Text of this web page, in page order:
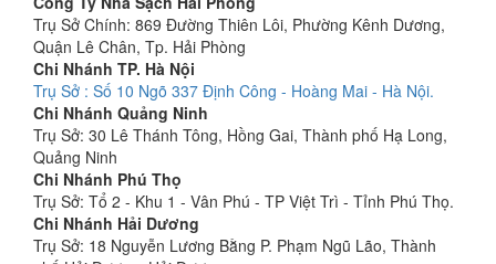
Trụ Sở Chính: 869 Đường Thiên Lôi, Phường Kênh Dương,
Quận Lê Chân, Tp. Hải Phòng
Chi Nhánh TP. Hà Nội
Trụ Sở : Số 10 Ngõ 337 Định Công - Hoàng Mai - Hà Nội.
Chi Nhánh Quảng Ninh
Trụ Sở: 30 Lê Thánh Tông, Hồng Gai, Thành phố Hạ Long,
Quảng Ninh
Chi Nhánh Phú Thọ
Trụ Sở: Tổ 2 - Khu 1 - Vân Phú - TP Việt Trì - Tỉnh Phú Thọ.
Chi Nhánh Hải Dương
Trụ Sở: 18 Nguyễn Lương Bằng P. Phạm Ngũ Lão, Thành